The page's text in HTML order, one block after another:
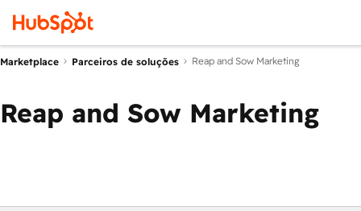
Marketplace Parceiros de soluções Reap and Sow Marketing
Reap and Sow Marketing